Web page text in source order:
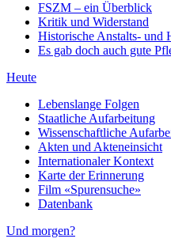
FSZM – ein Überblick
Kritik und Widerstand
Historische Anstalts- und
Es gab doch auch gute
Heute
Lebenslange Folgen
Staatliche Aufarbeitung
Wissenschaftliche
Akten und Akteneinsicht
Internationaler Kontext
Karte der Erinnerung
Film «Spurensuche»
Datenbank
Und morgen?